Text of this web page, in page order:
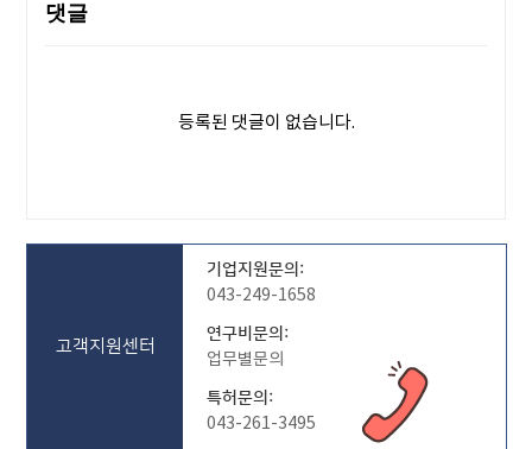
댓글
등록된 댓글이 없습니다.
고객지원센터
기업지원문의:
043-249-1658
연구비문의:
업무별문의
특허문의:
043-261-3495